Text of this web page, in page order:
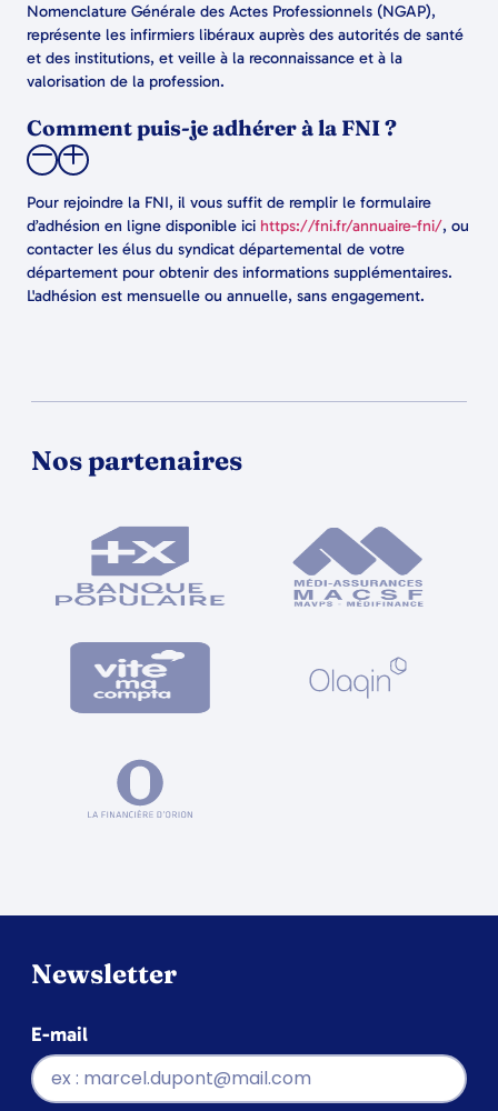
Nomenclature Générale des Actes Professionnels (NGAP),
représente les infirmiers libéraux auprès des autorités de santé
et des institutions, et veille à la reconnaissance et à la
valorisation de la profession.
Comment puis-je adhérer à la FNI ?
Pour rejoindre la FNI, il vous suffit de remplir le formulaire
d’adhésion en ligne disponible ici https://fni.fr/annuaire-fni/, ou
contacter les élus du syndicat départemental de votre
département pour obtenir des informations supplémentaires.
L'adhésion est mensuelle ou annuelle, sans engagement.
Nos partenaires
Newsletter
E-mail